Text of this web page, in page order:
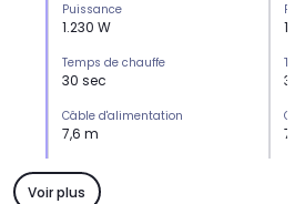
Puissance
1.230 W
Temps de chauffe
30 sec
Câble d'alimentation
7,6 m
Réservoir amovible
Oui
30
Voir plus